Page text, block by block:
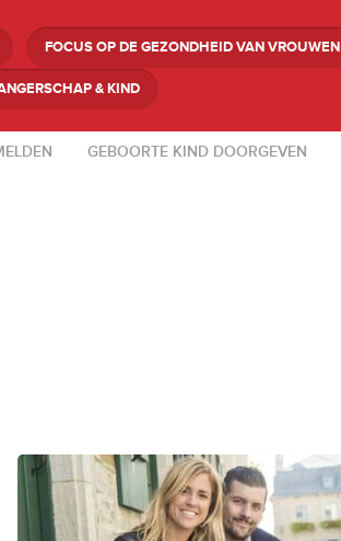
FOCUS OP DE GEZONDHEID VAN VROUWEN
& KIND
GEBOORTE KIND DOORGEVEN